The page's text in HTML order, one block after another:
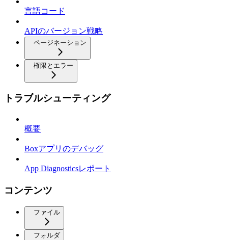
言語コード
APIのバージョン戦略
ページネーション
権限とエラー
トラブルシューティング
概要
Boxアプリのデバッグ
App Diagnosticsレポート
コンテンツ
ファイル
フォルダ